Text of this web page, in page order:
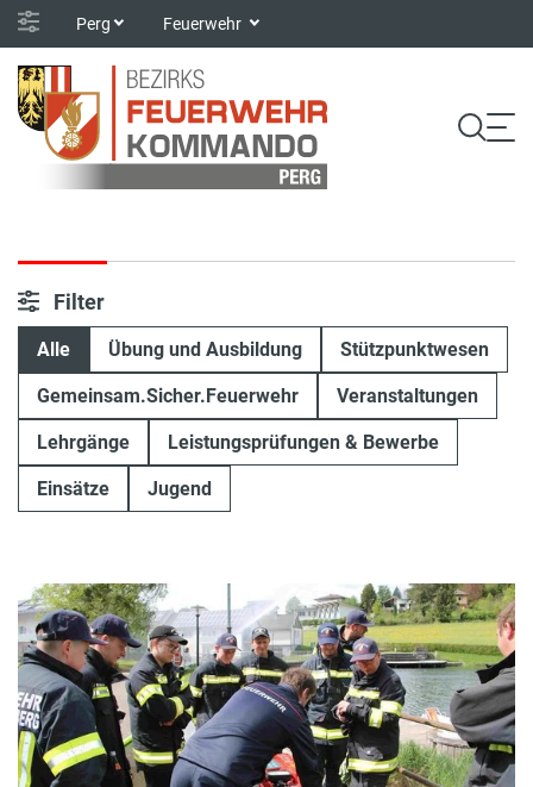
Perg Feuerwehr
Filter
Alle Übung und Ausbildung Stützpunktwesen
Gemeinsam.Sicher.Feuerwehr Veranstaltungen
Lehrgänge Leistungsprüfungen & Bewerbe
Einsätze Jugend